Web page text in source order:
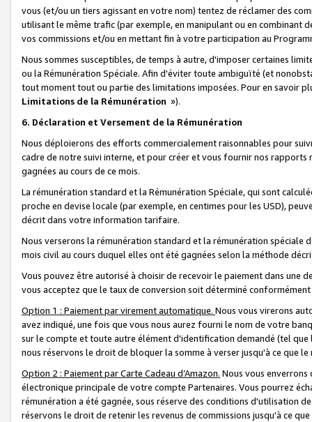
vous (et/ou un tiers agissant en votre nom) tentez de réclamer des
utilisant le même trafic (par exemple, en manipulant ou en combinant
vos commissions et/ou en mettant fin à votre participation au
Nous sommes susceptibles, de temps à autre, d'imposer certaines
ou la Rémunération Spéciale. Afin d'éviter toute ambiguïté (et
tout moment tout ou partie des limitations imposées. Pour en savoir
Limitations de la Rémunération »).
6. Déclaration et Versement de la Rémunération
Nous déploierons des efforts commercialement raisonnables pour
cadre de notre suivi interne, et pour créer et vous fournir nos
gagnées au cours de ce mois.
La rémunération standard et la Rémunération Spéciale, qui sont
proche en devise locale (par exemple, en centimes pour les USD),
décrit dans votre information tarifaire.
Nous verserons la rémunération standard et la rémunération spéciale
mois civil au cours duquel elles ont été gagnées selon la méthode
Vous pouvez être autorisé à choisir de recevoir le paiement dans une
vous acceptez que le taux de conversion soit déterminé
Option 1 : Paiement par virement automatique. Nous vous virerons
avez indiqué, une fois que vous nous aurez fourni le nom de votre
sur le compte et toute autre élément d'identification demandé (tel que
nous réservons le droit de bloquer la somme à verser jusqu'à ce que
Option 2 : Paiement par Carte Cadeau d’Amazon. Nous vous
électronique principale de votre compte Partenaires. Vous pourrez
rémunération a été gagnée, sous réserve des conditions d'utilisation
réservons le droit de retenir les revenus de commissions jusqu'à ce